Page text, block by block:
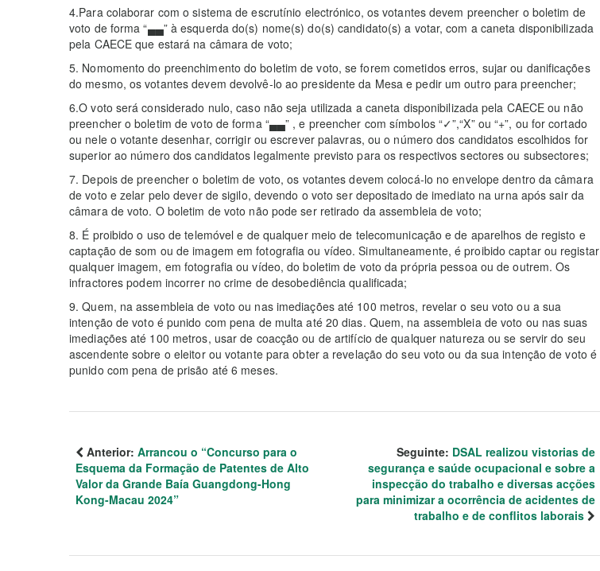
4.Para colaborar com o sistema de escrutínio electrónico, os votantes devem preencher o boletim de
voto de forma “▄▄” à esquerda do(s) nome(s) do(s) candidato(s) a votar, com a caneta disponibilizada
pela CAECE que estará na câmara de voto;
5. Nomomento do preenchimento do boletim de voto, se forem cometidos erros, sujar ou danificações
do mesmo, os votantes devem devolvê-lo ao presidente da Mesa e pedir um outro para preencher;
6.O voto será considerado nulo, caso não seja utilizada a caneta disponibilizada pela CAECE ou não
preencher o boletim de voto de forma “▄▄” , e preencher com símbolos “✓”,“X” ou “+”, ou for cortado
ou nele o votante desenhar, corrigir ou escrever palavras, ou o número dos candidatos escolhidos for
superior ao número dos candidatos legalmente previsto para os respectivos sectores ou subsectores;
7. Depois de preencher o boletim de voto, os votantes devem colocá-lo no envelope dentro da câmara
de voto e zelar pelo dever de sigilo, devendo o voto ser depositado de imediato na urna após sair da
câmara de voto. O boletim de voto não pode ser retirado da assembleia de voto;
8. É proibido o uso de telemóvel e de qualquer meio de telecomunicação e de aparelhos de registo e
captação de som ou de imagem em fotografia ou vídeo. Simultaneamente, é proibido captar ou registar
qualquer imagem, em fotografia ou vídeo, do boletim de voto da própria pessoa ou de outrem. Os
infractores podem incorrer no crime de desobediência qualificada;
9. Quem, na assembleia de voto ou nas imediações até 100 metros, revelar o seu voto ou a sua
intenção de voto é punido com pena de multa até 20 dias. Quem, na assembleia de voto ou nas suas
imediações até 100 metros, usar de coacção ou de artifício de qualquer natureza ou se servir do seu
ascendente sobre o eleitor ou votante para obter a revelação do seu voto ou da sua intenção de voto é
punido com pena de prisão até 6 meses.
Anterior: Arrancou o “Concurso para o
Esquema da Formação de Patentes de Alto
Valor da Grande Baía Guangdong-Hong
Kong-Macau 2024”
Seguinte: DSAL realizou vistorias de
segurança e saúde ocupacional e sobre a
inspecção do trabalho e diversas acções
para minimizar a ocorrência de acidentes de
trabalho e de conflitos laborais